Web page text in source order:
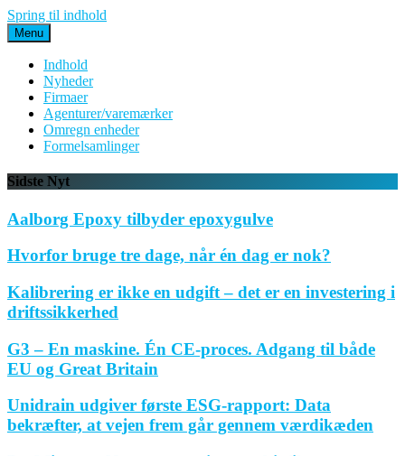
Spring til indhold
Menu
Indhold
Nyheder
Firmaer
Agenturer/varemærker
Omregn enheder
Formelsamlinger
Sidste Nyt
Aalborg Epoxy tilbyder epoxygulve
Hvorfor bruge tre dage, når én dag er nok?
Kalibrering er ikke en udgift – det er en investering i
driftssikkerhed
G3 – En maskine. Én CE-proces. Adgang til både
EU og Great Britain
Unidrain udgiver første ESG-rapport: Data
bekræfter, at vejen frem går gennem værdikæden